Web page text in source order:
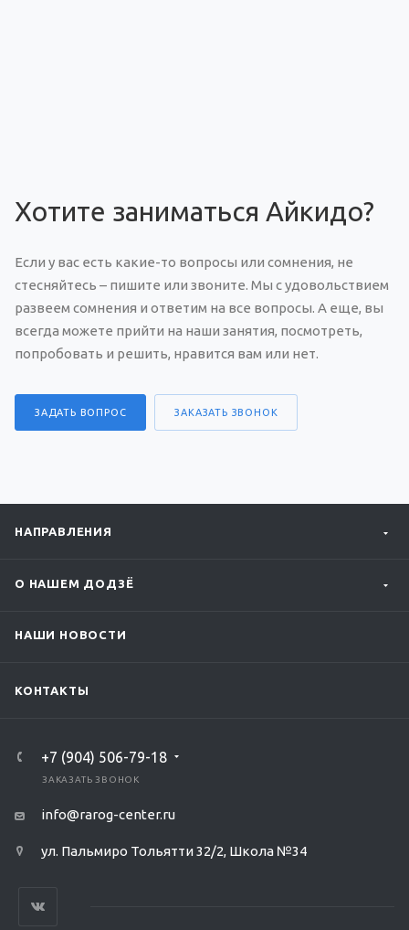
Хотите заниматься Айкидо?
Если у вас есть какие-то вопросы или сомнения, не
стесняйтесь – пишите или звоните. Мы с удовольствием
развеем сомнения и ответим на все вопросы. А еще, вы
всегда можете прийти на наши занятия, посмотреть,
попробовать и решить, нравится вам или нет.
ЗАДАТЬ ВОПРОС ЗАКАЗАТЬ ЗВОНОК
НАПРАВЛЕНИЯ
О НАШЕМ ДОДЗЁ
НАШИ НОВОСТИ
КОНТАКТЫ
‭+7 (904) 506-79-18‬
ЗАКАЗАТЬ ЗВОНОК
info@rarog-center.ru
ул. Пальмиро Тольятти 32/2, Школа №34